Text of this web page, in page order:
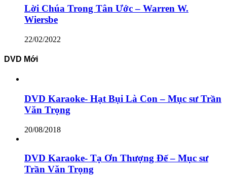
Lời Chúa Trong Tân Ước – Warren W.
Wiersbe
22/02/2022
DVD Mới
DVD Karaoke- Hạt Bụi Là Con – Mục sư Trần
Văn Trọng
20/08/2018
DVD Karaoke- Tạ Ơn Thượng Đế – Mục sư
Trần Văn Trọng